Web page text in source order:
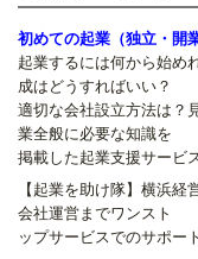
初めての起業（独立・開
起業するには何から始め
成はどうすればいい？
適切な会社設立方法は？
業全般に必要な知識を
掲載した起業支援サービ
【起業を助け隊】横浜
会社運営までワンスト
ップサービスでのサポー